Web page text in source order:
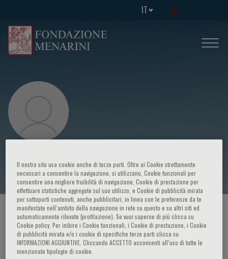
IT
Ottavio Di Stefano
HOME PAGE / CORSI ED EVENTI / RELATORE
Il nostro sito usa cookie anche di terze parti. Oltre ai Cookie strettamente
necessari a consentire la navigazione, si utilizzano, Cookie funzionali per
consentire una migliore fruibilità di navigazione, Cookie di prestazione per
effettuare statistiche aggregate sul suo utilizzo, e Cookie di pubblicità mirata
per sottoporti contenuti, anche pubblicitari, in linea con le preferenze da te
manifestate nell‘ambito della navigazione in rete su questo e su altri siti ed
automaticamente rilevate (profilazione). Se vuoi saperne di più clicca su
Cookie policy. Per inibire i Cookie funzionali, i Cookie di prestazione, i Cookie
di pubblicità mirata e/o i cookie di specifiche terze parti clicca su
INFORMAZIONI AGGIUNTIVE. Cliccando ACCETTO acconsenti all’uso di tutte le
menzionate tipologie di cookie.